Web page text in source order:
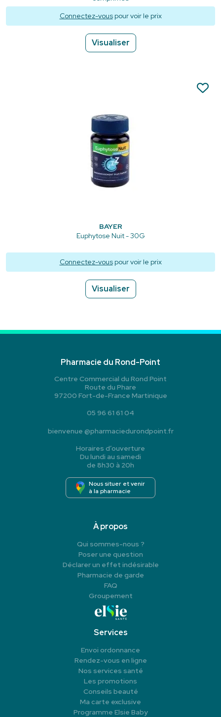
Connectez-vouspour voir le prix
Visualiser
BAYER
Euphytose Nuit - 30G
Connectez-vouspour voir le prix
Visualiser
Pharmacie du Rond-Point
Centre Commercial du Rond Point
Route du Phare
97200 Fort-de-France Martinique
05 96 61 61 04
bienvenue @pharmaciedurondpoint.fr
Horaires d’ouverture
Du lundi au samedi
de 8h30 à 20h
Nous situer et venir
à la pharmacie
À propos
Qui sommes-nous ?
Poser une question
Déclarer un effet indésirable
Pharmacie de garde
FAQ
Groupement
Services
Envoi ordonnance
Rendez-vous en ligne
Nos services santé
Les promotions
Conseils beauté
Ma carte exclusive
Programme Elsie Baby